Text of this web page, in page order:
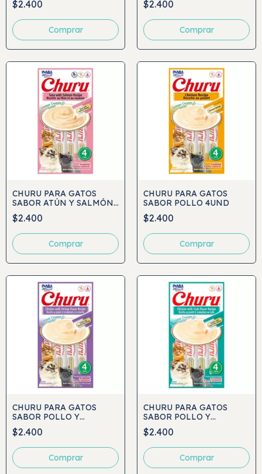
$2.400 $2.400
CHURU PARA GATOS
SABOR ATÚN Y SALMÓN
4UND
$2.400
CHURU PARA GATOS
SABOR POLLO 4UND
$2.400
CHURU PARA GATOS
SABOR POLLO Y
CAMARÓN 4UND
$2.400
CHURU PARA GATOS
SABOR POLLO Y
CANGREJO 4UND
$2.400